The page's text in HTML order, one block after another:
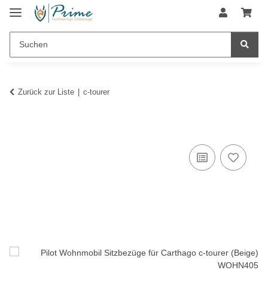
Zurück zur Liste c-tourer